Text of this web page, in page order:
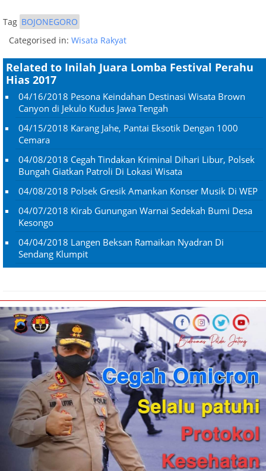
Tag BOJONEGORO
Categorised in: Wisata Rakyat
Related to Inilah Juara Lomba Festival Perahu
Hias 2017
04/16/2018 Pesona Keindahan Destinasi Wisata Brown
Canyon di Jekulo Kudus Jawa Tengah
04/15/2018 Karang Jahe, Pantai Eksotik Dengan 1000
Cemara
04/08/2018 Cegah Tindakan Kriminal Dihari Libur, Polsek
Bungah Giatkan Patroli Di Lokasi Wisata
04/08/2018 Polsek Gresik Amankan Konser Musik Di WEP
04/07/2018 Kirab Gunungan Warnai Sedekah Bumi Desa
Kesongo
04/04/2018 Langen Beksan Ramaikan Nyadran Di
Sendang Klumpit